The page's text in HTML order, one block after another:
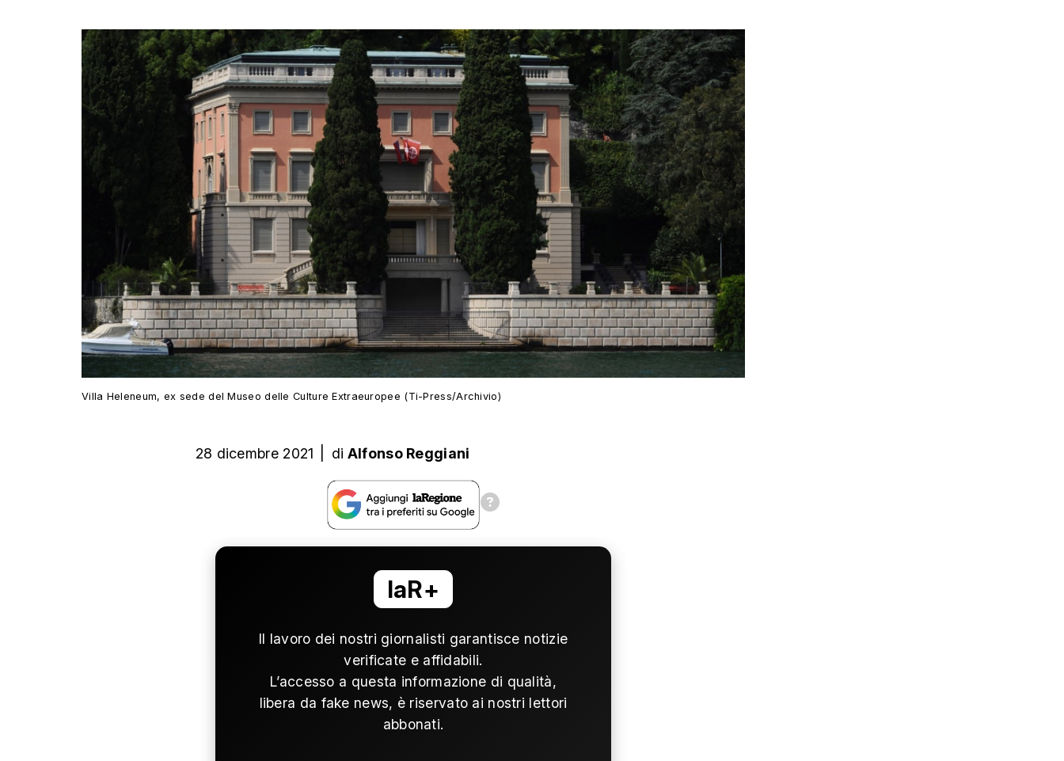
Villa Heleneum, ex sede del Museo delle Culture Extraeuropee (Ti-Press/Archivio)
28 dicembre 2021 di Alfonso Reggiani
laR+
Il lavoro dei nostri giornalisti garantisce notizie
verificate e affidabili.
L’accesso a questa informazione di qualità,
libera da fake news, è riservato ai nostri lettori
abbonati.